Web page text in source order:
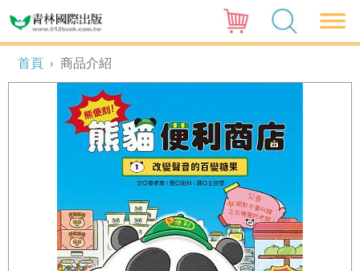
首頁 › 商品介紹